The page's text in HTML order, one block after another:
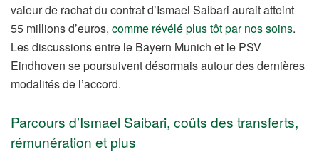
valeur de rachat du contrat d’Ismael Saibari aurait atteint
55 millions d’euros, comme révélé plus tôt par nos soins.
Les discussions entre le Bayern Munich et le PSV
Eindhoven se poursuivent désormais autour des dernières
modalités de l’accord.
Parcours d’Ismael Saibari, coûts des transferts,
rémunération et plus